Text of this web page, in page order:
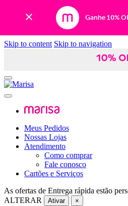
Ganhe 10%
Skip to content Skip to navigation
Meus Pedidos
Nossas Lojas
Atendimento
Como comprar
Fale conosco
Cartões e Serviços
As ofertas de Entrega rápida estão
ALTERAR
Ativar ×